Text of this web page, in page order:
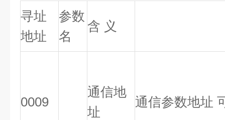
寻址
地址
参数
名
含 义
0009
通信地
址
通信参数地址